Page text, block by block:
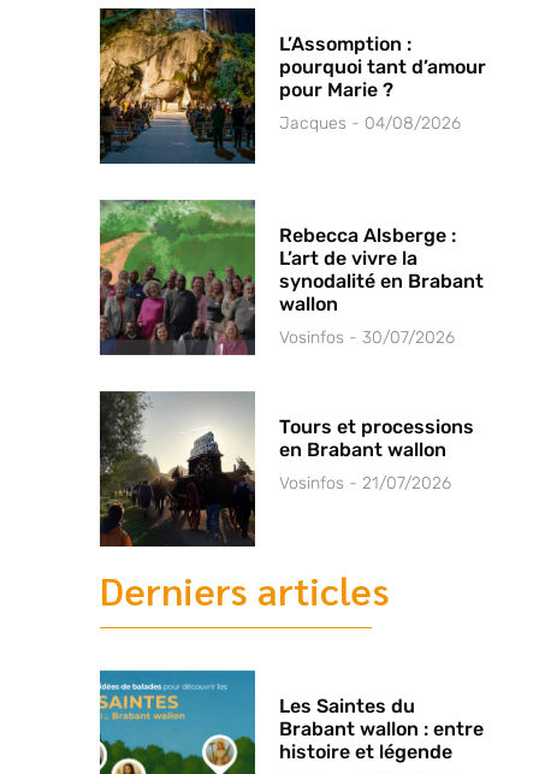
L’Assomption :
pourquoi tant d’amour
pour Marie ?
Jacques 04/08/2026
Rebecca Alsberge :
L’art de vivre la
synodalité en Brabant
wallon
Vosinfos 30/07/2026
Tours et processions
en Brabant wallon
Vosinfos 21/07/2026
Derniers articles
Les Saintes du
Brabant wallon : entre
histoire et légende